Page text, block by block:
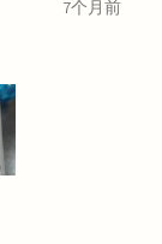
7个月前